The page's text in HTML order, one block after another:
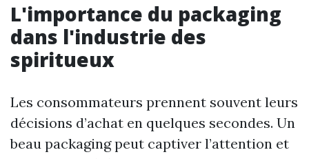
L'importance du packaging
dans l'industrie des
spiritueux
Les consommateurs prennent souvent leurs
décisions d’achat en quelques secondes. Un
beau packaging peut captiver l’attention et